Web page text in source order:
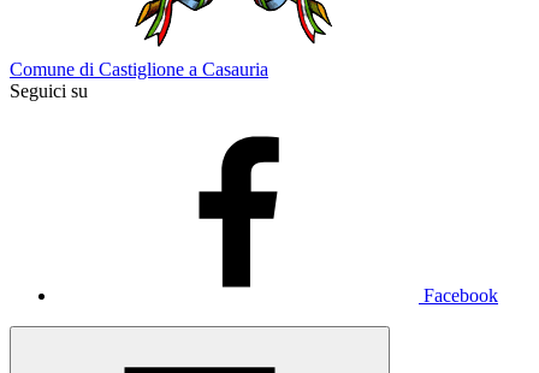
Comune di Castiglione a Casauria
Seguici su
Facebook